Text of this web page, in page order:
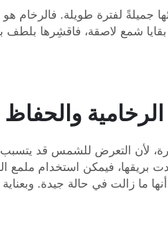
جميلةً لفترة طويلة.
شمع لاصقة، فاقشِرها بلطف
والحفاظ
لأن التعرض للشمس قد
ما زالت في حالة جيدة.